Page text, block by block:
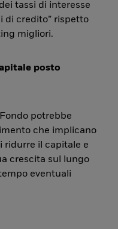
tassi di interesse
di credito” rispetto
migliori.
posto
potrebbe
che implicano
ridurre il capitale e
crescita sul lungo
eventuali